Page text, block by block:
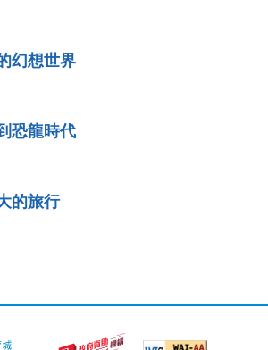
幻想世界
恐龍時代
的旅行